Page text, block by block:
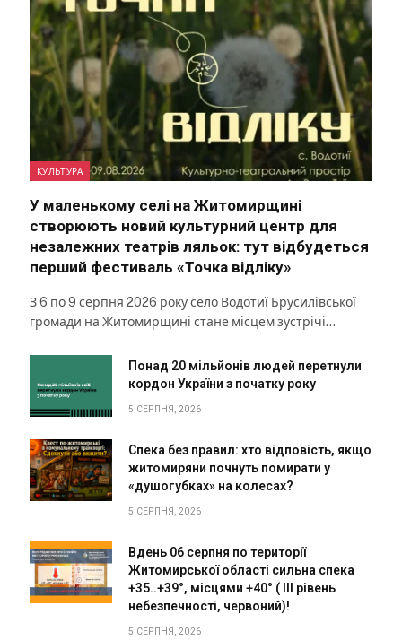
КУЛЬТУРА
У маленькому селі на Житомирщині
створюють новий культурний центр для
незалежних театрів ляльок: тут відбудеться
перший фестиваль «Точка відліку»
З 6 по 9 серпня 2026 року село Водотиї Брусилівської
громади на Житомирщині стане місцем зустрічі…
Понад 20 мільйонів людей перетнули
кордон України з початку року
5 СЕРПНЯ, 2026
Спека без правил: хто відповість, якщо
житомиряни почнуть помирати у
«душогубках» на колесах?
5 СЕРПНЯ, 2026
Вдень 06 серпня по території
Житомирської області сильна спека
+35..+39°, місцями +40° ( III рівень
небезпечності, червоний)!
5 СЕРПНЯ, 2026